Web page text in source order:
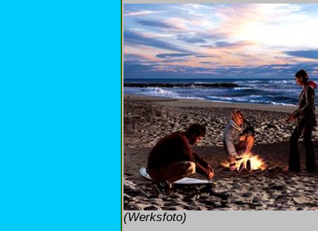
(Werksfoto)